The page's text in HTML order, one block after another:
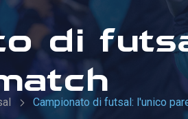
di
Campionato di futsal: l'unico